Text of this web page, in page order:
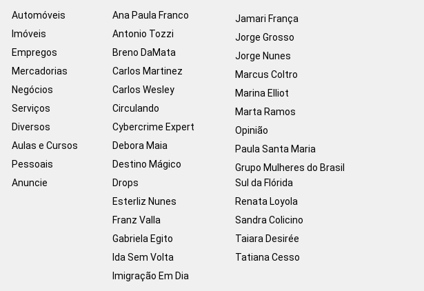
Automóveis
Imóveis
Empregos
Mercadorias
Negócios
Serviços
Diversos
Aulas e Cursos
Pessoais
Anuncie
Ana Paula Franco
Antonio Tozzi
Breno DaMata
Carlos Martinez
Carlos Wesley
Circulando
Cybercrime Expert
Debora Maia
Destino Mágico
Drops
Esterliz Nunes
Franz Valla
Gabriela Egito
Ida Sem Volta
Imigração Em Dia
Jamari França
Jorge Grosso
Jorge Nunes
Marcus Coltro
Marina Elliot
Marta Ramos
Opinião
Paula Santa Maria
Grupo Mulheres do Brasil
Sul da Flórida
Renata Loyola
Sandra Colicino
Taiara Desirée
Tatiana Cesso